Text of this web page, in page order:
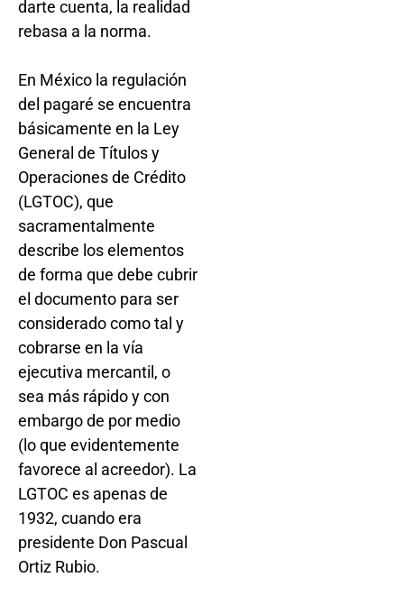
darte cuenta, la realidad
rebasa a la norma.
En México la regulación
del pagaré se encuentra
básicamente en la Ley
General de Títulos y
Operaciones de Crédito
(LGTOC), que
sacramentalmente
describe los elementos
de forma que debe cubrir
el documento para ser
considerado como tal y
cobrarse en la vía
ejecutiva mercantil, o
sea más rápido y con
embargo de por medio
(lo que evidentemente
favorece al acreedor). La
LGTOC es apenas de
1932, cuando era
presidente Don Pascual
Ortiz Rubio.